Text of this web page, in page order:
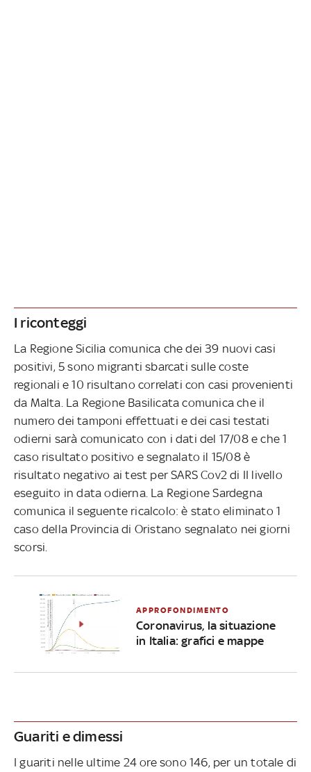
I riconteggi
La Regione Sicilia comunica che dei 39 nuovi casi
positivi, 5 sono migranti sbarcati sulle coste
regionali e 10 risultano correlati con casi provenienti
da Malta. La Regione Basilicata comunica che il
numero dei tamponi effettuati e dei casi testati
odierni sarà comunicato con i dati del 17/08 e che 1
caso risultato positivo e segnalato il 15/08 è
risultato negativo ai test per SARS Cov2 di II livello
eseguito in data odierna. La Regione Sardegna
comunica il seguente ricalcolo: è stato eliminato 1
caso della Provincia di Oristano segnalato nei giorni
scorsi.
APPROFONDIMENTO
Coronavirus, la situazione
in Italia: grafici e mappe
Guariti e dimessi
I guariti nelle ultime 24 ore sono 146, per un totale di